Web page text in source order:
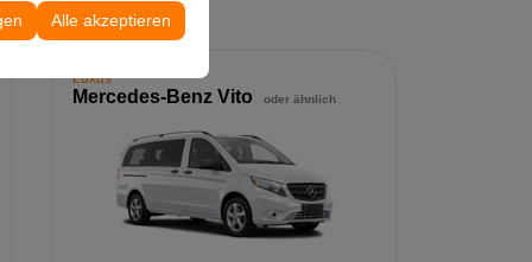
Alle akzeptieren
Luxus
Mercedes-Benz Vito oder ähnlich